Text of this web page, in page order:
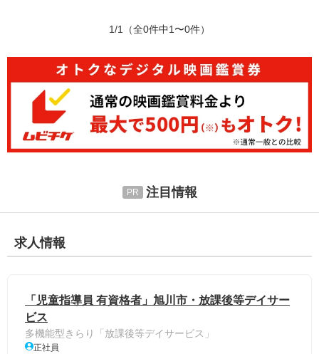
1/1 （全0件中1〜0件）
注目情報
求人情報
「児童指導員 有資格者」旭川市・放課後等デイサー
ビス
多機能型きらり「放課後等デイサービス」
正社員